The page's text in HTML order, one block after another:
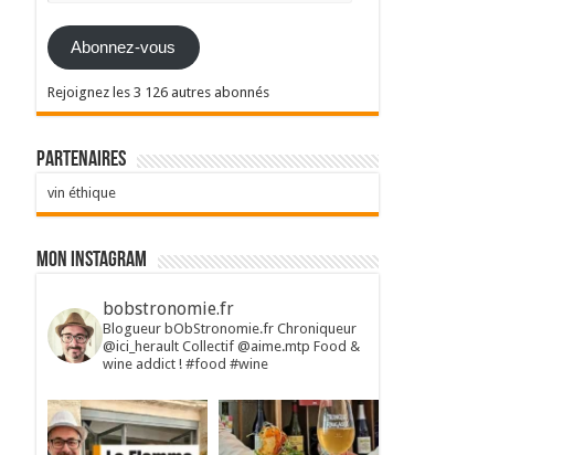
Abonnez-vous
Rejoignez les 3 126 autres abonnés
Partenaires
vin éthique
Mon Instagram
bobstronomie.fr
Blogueur bObStronomie.fr Chroniqueur
@ici_herault Collectif @aime.mtp Food &
wine addict ! #food #wine